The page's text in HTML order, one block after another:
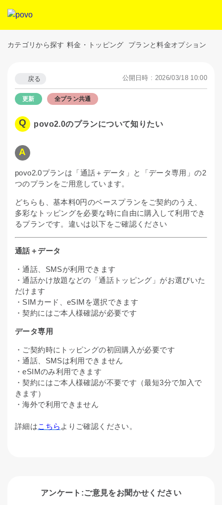
カテゴリから探す 料金・トッピング プランと料金オプション
戻る 公開日時 : 2026/03/18 10:00
全プラン共通
povo2.0のプランについて知りたい
povo2.0プランは「通話＋データ」と「データ専用」の2
つのプランをご用意しています。
どちらも、基本料0円のベースプランをご契約のうえ、
多彩なトッピングを必要な時に自由に購入して利用でき
るプランです。違いは以下をご確認ください
通話＋データ
・通話、SMSが利用できます
・通話かけ放題などの「通話トッピング」がお選びいた
だけます
・SIMカード、eSIMを選択できます
・契約にはご本人様確認が必要です
データ専用
・ご契約時にトッピングの初回購入が必要です
・通話、SMSは利用できません
・eSIMのみ利用できます
・契約にはご本人様確認が不要です（最短3分で加入で
きます）
・海外で利用できません
詳細はこちら よりご確認ください。
アンケート:ご意見をお聞かせください